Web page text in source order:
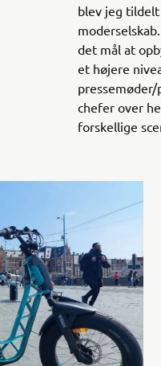
blev jeg tildelt
det mål at
et højere
pressemøder/
chefer over
forskellige